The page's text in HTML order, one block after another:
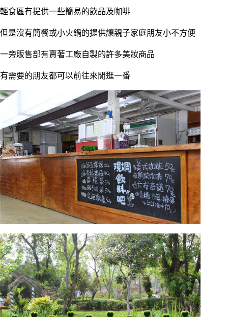
輕食區有提供一些簡易的飲品及咖啡
但是沒有簡餐或小火鍋的提供讓親子家庭朋友小不方便
一旁販售部有賣著工廠自製的許多美妝商品
有需要的朋友都可以前往來閒逛一番